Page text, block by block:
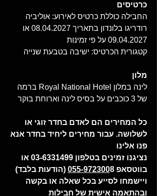
כרטיסים
החבילה כוללת כרטיס לאירוע: אוליביה
רודריגו בלונדון בתאריך 08.04.2027 או
09.04.2027 על פי זמינות
קטגורית הכרטיס: ישיבה בטבעת שנייה
מלון
לינה במלון Royal National Hotel ברמה
של 3 כוכבים על בסיס לינה וארוחת בוקר
כל המחירים הם לאדם בחדר זוגי או
לשלושה. עבור מחירים ליחיד בחדר אנא
פנו אלינו
נציגנו זמינים בטלפון 03-6331499 או
בווטסאפ
055-972300 8 (הודעות בלבד)
ויישמחו לסייע בכל שאלה או בקשה
ובהתאמה אישית של חבילות